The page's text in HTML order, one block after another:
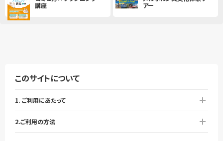
講座
アー
このサイトについて
1. ご利用にあたって
2.ご利用の方法